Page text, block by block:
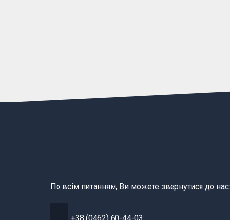
По всім питанням, Ви можете звернутися до нас:
+38 (0462) 60-44-03